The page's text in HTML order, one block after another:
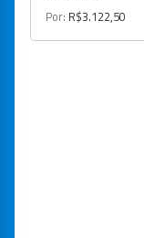
Por: R$3.122,50